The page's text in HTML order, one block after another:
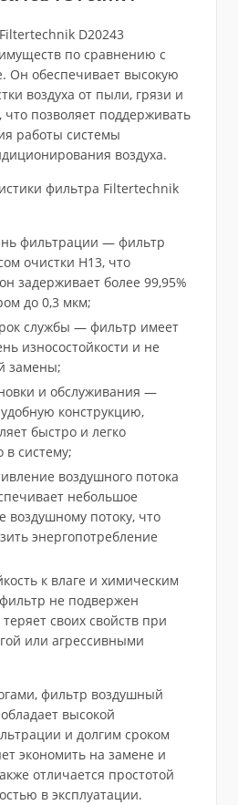
D20243
по сравнению с
Он обеспечивает высокую
воздуха от пыли, грязи и
что позволяет поддерживать
работы системы
воздуха.
фильтра Filtertechnik
фильтрации — фильтр
очистки H13, что
задерживает более 99,95%
до 0,3 мкм;
службы — фильтр имеет
износостойкости и не
замены;
и обслуживания —
конструкцию,
быстро и легко
в систему;
воздушного потока
небольшое
воздушному потоку, что
энергопотребление
к влаге и химическим
не подвержен
своих свойств при
или агрессивными
фильтр воздушный
высокой
и долгим сроком
экономить на замене и
отличается простотой
в эксплуатации.